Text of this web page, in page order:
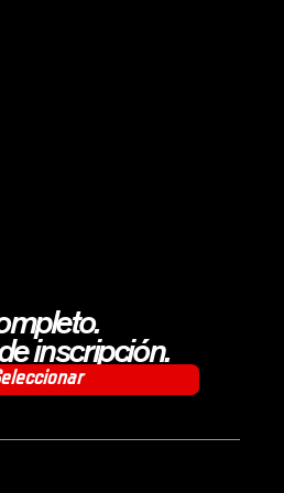
inscripción.